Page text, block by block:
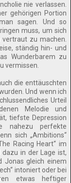
nie verlassen.
gehörigen Portion
sagen. Und so
muss, um sich
zu machen.
ständig hin- und
Wunderbarem zu
vermissen.
die enttäuschten
Und wenn ich
Urteil
Melodie und
tiefste Depression
nahezu perfekte
sich „Ambitions“
Racing Heart“ im
in der Lage ist,
Jonas gleich einem
intoniert oder bei
etwas heftiger